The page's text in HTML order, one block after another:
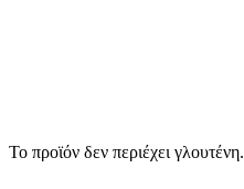
Το προϊόν δεν περιέχει γλουτένη.